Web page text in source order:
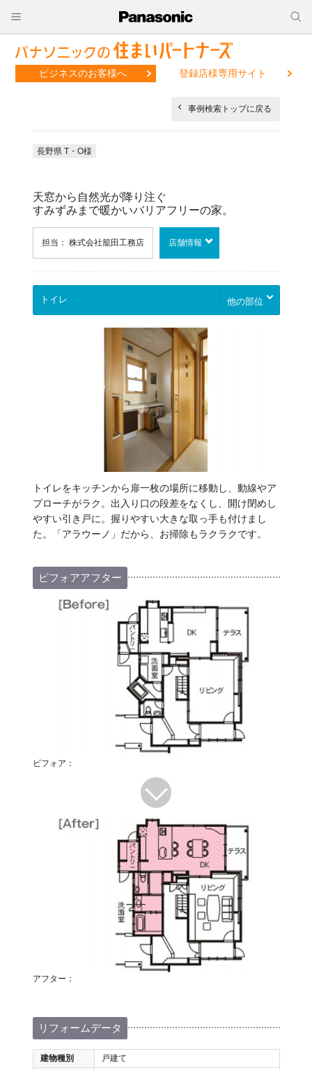
ビジネスのお客様へ 登録店様専用サイト
事例検索トップに戻る
長野県 T・O様
天窓から自然光が降り注ぐ
すみずみまで暖かいバリアフリーの家。
担当： 株式会社籠田工務店 店舗情報
他の部位
トイレをキッチンから扉一枚の場所に移動し、動線やア
プローチがラク。出入り口の段差をなくし、開け閉めし
やすい引き戸に。握りやすい大きな取っ手も付けまし
た。「アラウーノ」だから、お掃除もラクラクです。
ビフォアアフター
ビフォア：
アフター：
リフォームデータ
建物種別
戸建て